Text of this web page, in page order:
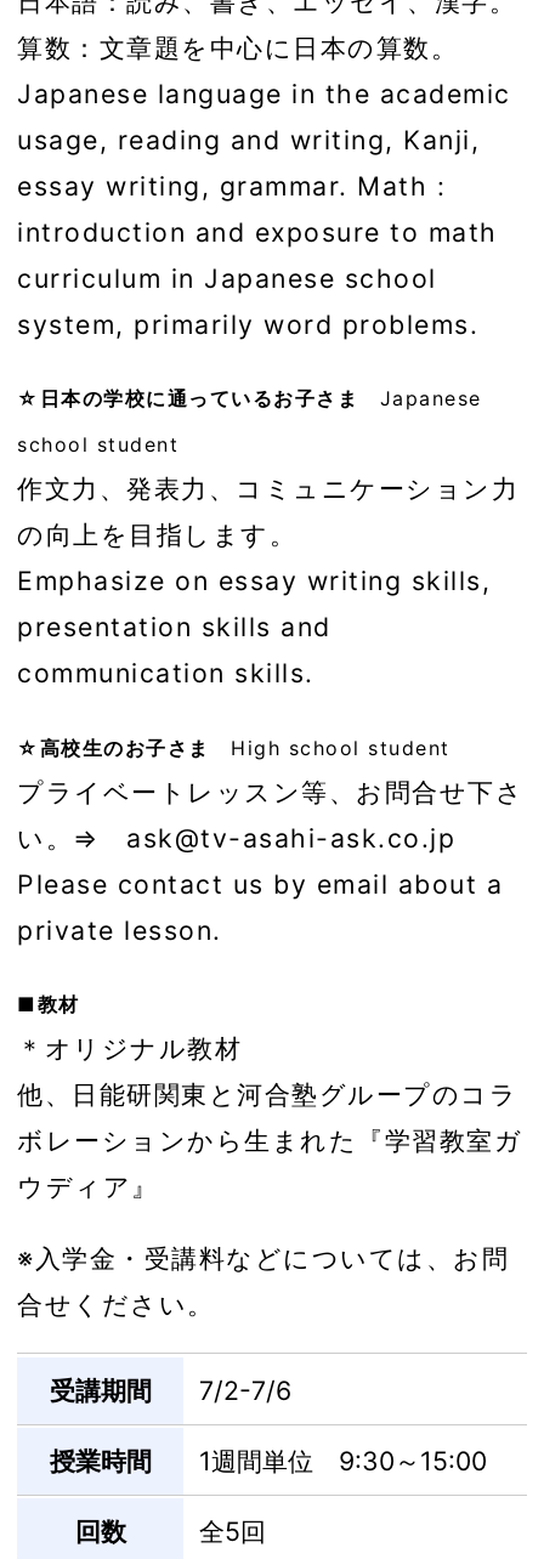
算数：文章題を中心に日本の算数。
Japanese language in the academic
usage, reading and writing, Kanji,
essay writing, grammar. Math :
introduction and exposure to math
curriculum in Japanese school
system, primarily word problems.
☆日本の学校に通っているお子さま
Japanese
school student
作文力、発表力、コミュニケーション力
の向上を目指します。
Emphasize on essay writing skills,
presentation skills and
communication skills.
☆高校生のお子さま High school student
プライベートレッスン等、お問合せ下さ
い。⇒ ask@tv-asahi-ask.co.jp
Please contact us by email about a
private lesson.
■教材
＊オリジナル教材
他、日能研関東と河合塾グループのコラ
ボレーションから生まれた『学習教室ガ
ウディア』
※入学金・受講料などについては、お問
合せください。
受講期間 7/2-7/6
授業時間 1週間単位 9:30～15:00
回数 全5回